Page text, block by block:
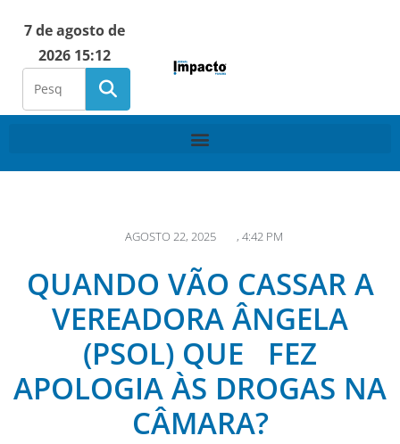
7 de agosto de
2026 15:12
AGOSTO 22, 2025 , 4:42 PM
QUANDO VÃO CASSAR A
VEREADORA ÂNGELA
(PSOL) QUE FEZ
APOLOGIA ÀS DROGAS NA
CÂMARA?